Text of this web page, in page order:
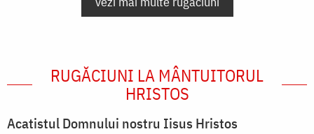
RUGĂCIUNI LA MÂNTUITORUL
HRISTOS
Acatistul Domnului nostru Iisus Hristos